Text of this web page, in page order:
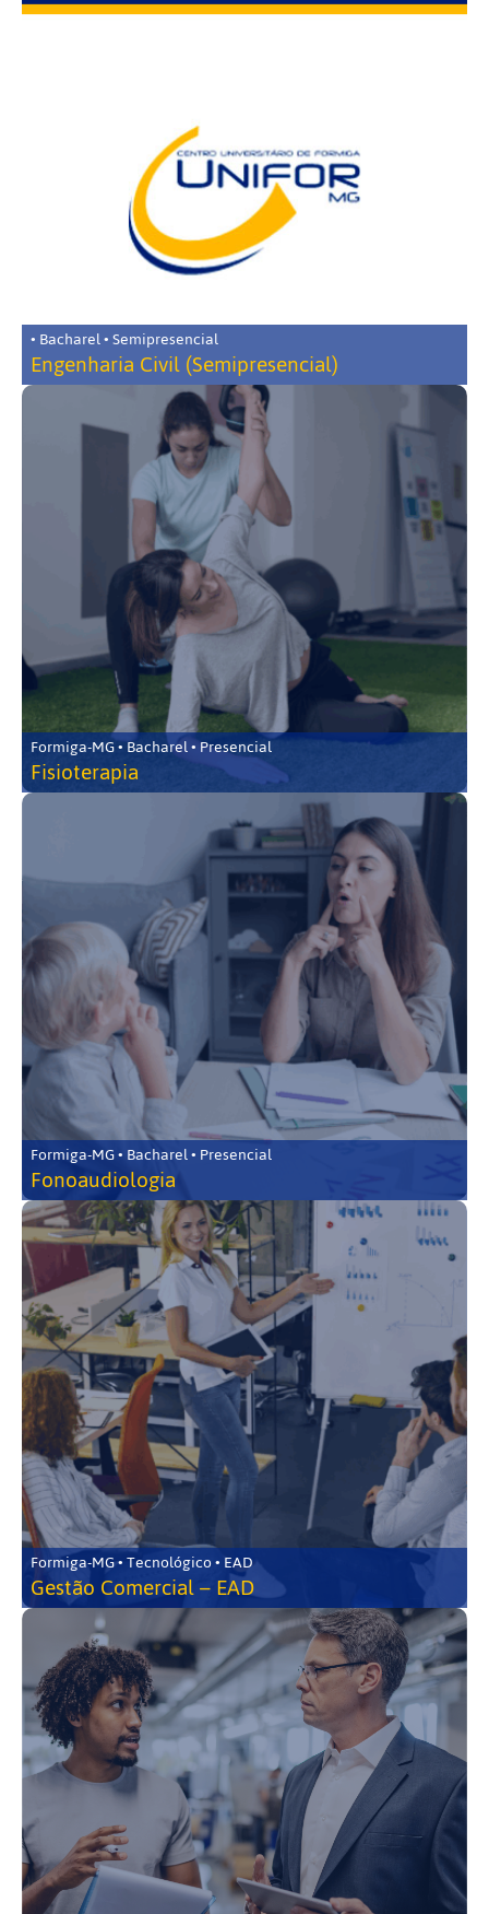
• Bacharel • Semipresencial
Engenharia Civil (Semipresencial)
Formiga-MG • Bacharel • Presencial
Fisioterapia
Formiga-MG • Bacharel • Presencial
Fonoaudiologia
Formiga-MG • Tecnológico • EAD
Gestão Comercial – EAD